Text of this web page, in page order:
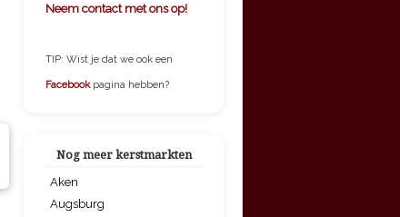
Neem contact met ons op!
TIP: Wist je dat we ook een
Facebook pagina hebben?
Nog meer kerstmarkten
Aken
Augsburg